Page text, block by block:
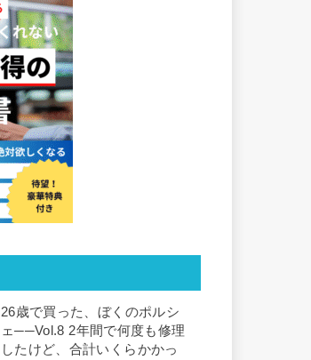
26歳で買った、ぼくのポルシ
ェ──Vol.8 2年間で何度も修理
したけど、合計いくらかかっ